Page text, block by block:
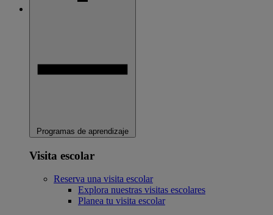
Programas de aprendizaje
Visita escolar
Reserva una visita escolar
Explora nuestras visitas escolares
Planea tu visita escolar